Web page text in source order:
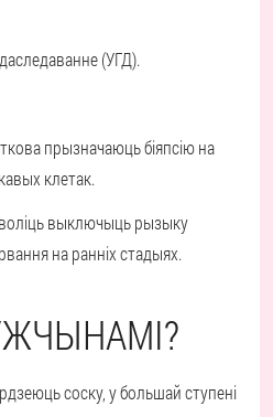
(УГД).
прызначаюць біяпсію на
клетак.
выключыць рызыку
на ранніх стадыях.
соску, у большай ступені